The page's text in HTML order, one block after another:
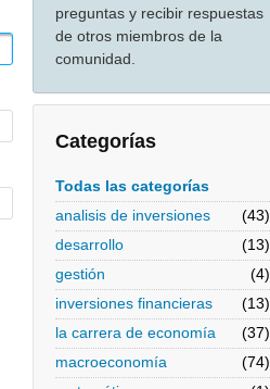
preguntas y recibir respuestas
de otros miembros de la
comunidad.
Categorías
Todas las categorías
analisis de inversiones
(43)
desarrollo
(13)
gestión
(4)
inversiones financieras
(13)
la carrera de economía
(37)
macroeconomía
(74)